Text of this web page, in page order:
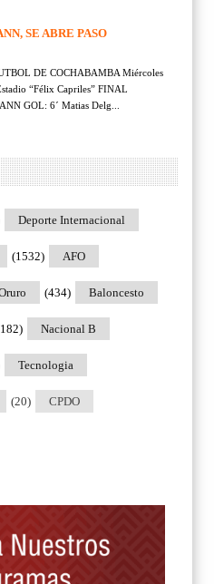
SE ABRE PASO
DE COCHABAMBA Miércoles
“Félix Capriles” FINAL
GOL: 6´ Matias Delg...
Deporte Internacional
AFO
(1532)
Baloncesto
(434)
Nacional B
Tecnologia
CPDO
(20)